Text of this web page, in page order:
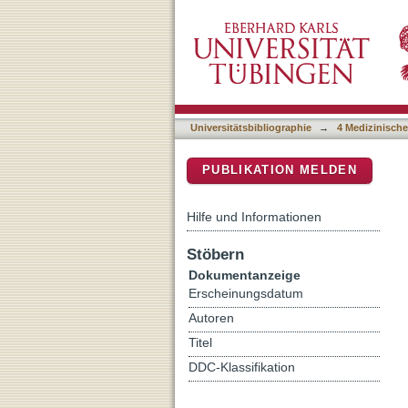
Improving Maternal
Insights From a
Universitätsbibliographie → 4
PUBLIKATION MELDEN
Hilfe und Informationen
Stöbern
Dokumentanzeige
Erscheinungsdatum
Autoren
Titel
DDC-Klassifikation